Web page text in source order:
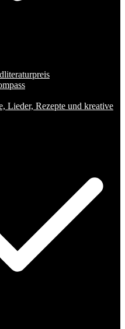
Lieder, Rezepte und kreative